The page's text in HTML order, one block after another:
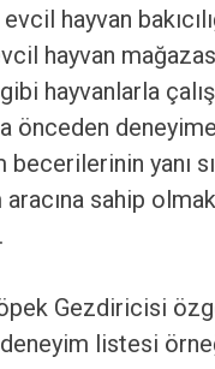
hayvan
hayvan
hayvanlarla
önceden
yanı
aracına sahip
Gezdiricisi
listesi